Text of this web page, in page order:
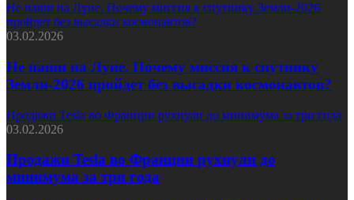
Не наши на Луне. Почему миссия к спутнику Земли-2026
пройдет без высадки космонавтов?
03.02.2026
Не наши на Луне. Почему миссия к спутнику
Земли-2026 пройдет без высадки космонавтов?
Продажи Tesla во Франции рухнули до минимума за три года
03.02.2026
Продажи Tesla во Франции рухнули до
минимума за три года